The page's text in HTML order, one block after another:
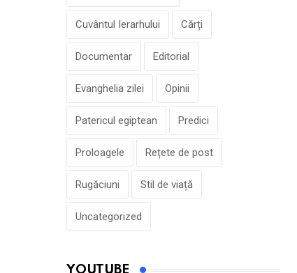
Cuvântul Ierarhului Cărți
Documentar Editorial
Evanghelia zilei Opinii
Patericul egiptean Predici
Proloagele Rețete de post
Rugăciuni Stil de viață
Uncategorized
YOUTUBE